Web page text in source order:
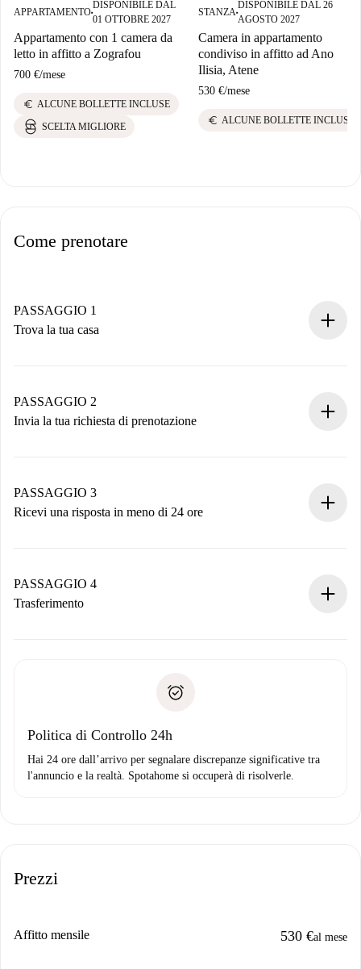
APPARTAMENTO■
DISPONIBILE DAL
01 OTTOBRE 2027
Appartamento con 1 camera da
letto in affitto a Zografou
700 €/mese
euro ALCUNE BOLLETTE INCLUSE
SCELTA MIGLIORE
STANZA■
DISPONIBILE DAL 26
AGOSTO 2027
Camera in appartamento
condiviso in affitto ad Ano
Ilisia, Atene
530 €/mese
euro ALCUNE BOLLETTE INCLUSE
Come prenotare
PASSAGGIO 1
Trova la tua casa
Hai tutte le informazioni necessarie in anticipo.
PASSAGGIO 2
Invia la tua richiesta di prenotazione
non accetta.
PASSAGGIO 3
Ricevi una risposta in meno di 24 ore
contatto con il proprietario.
Se rifiutata: non ti addebiteremo nulla e ti proporremo
Domiciliazione del pagamento
PASSAGGIO 4
Trasferimento
solo se non segnali problemi.
Politica di Controllo 24h
Hai 24 ore dall’arrivo per segnalare discrepanze significative tra
l'annuncio e la realtà. Spotahome si occuperà di risolverle.
Prezzi
Affitto mensile 530 €al mese